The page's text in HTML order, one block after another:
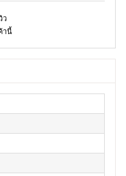
ว
านี้